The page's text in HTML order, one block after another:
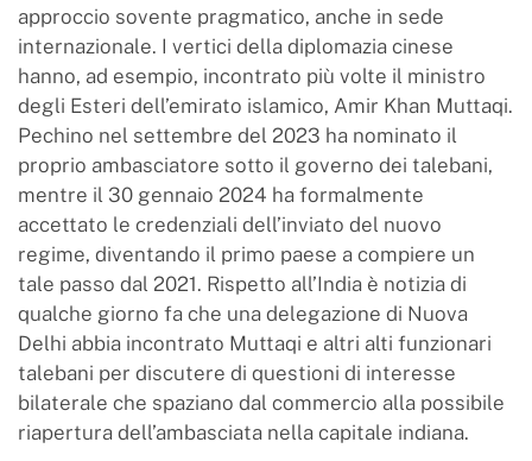
approccio sovente pragmatico, anche in sede
internazionale. I vertici della diplomazia cinese
hanno, ad esempio, incontrato più volte il ministro
degli Esteri dell’emirato islamico, Amir Khan Muttaqi.
Pechino nel settembre del 2023 ha nominato il
proprio ambasciatore sotto il governo dei talebani,
mentre il 30 gennaio 2024 ha formalmente
accettato le credenziali dell’inviato del nuovo
regime, diventando il primo paese a compiere un
tale passo dal 2021. Rispetto all’India è notizia di
qualche giorno fa che una delegazione di Nuova
Delhi abbia incontrato Muttaqi e altri alti funzionari
talebani per discutere di questioni di interesse
bilaterale che spaziano dal commercio alla possibile
riapertura dell’ambasciata nella capitale indiana.